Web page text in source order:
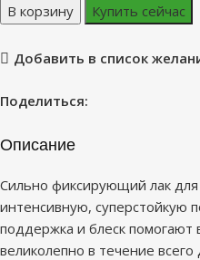
В корзину Купить сейчас
Добавить в список
Поделиться:
Описание
Сильно фиксирующий лак для
интенсивную, суперстойкую
поддержка и блеск помогают
великолепно в течение